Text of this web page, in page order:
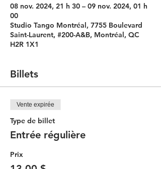
08 nov. 2024, 21 h 30 – 09 nov. 2024, 01 h
00
Studio Tango Montréal, 7755 Boulevard
Saint-Laurent, #200-A&B, Montréal, QC
H2R 1X1
Billets
Vente expirée
Type de billet
Entrée régulière
Prix